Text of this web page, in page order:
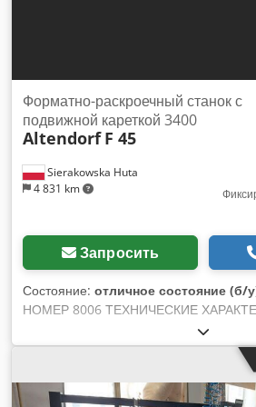
Sierakowska Huta
4 831 km
Форматно-раскроечный станок с
подвижной кареткой 3400
Altendorf F 45
Запросить
Состояние: отличное состояние (б/
НОМЕР 8006 ТЕХНИЧЕСКИЕ
максимальный диаметр главного
350 мм - максимальный диаметр
подрезателя: 450 мм - высота реза с
диском 350 мм: 100 мм -